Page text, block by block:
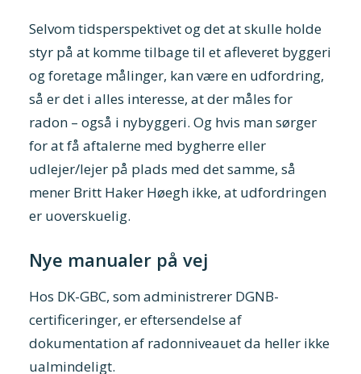
Selvom tidsperspektivet og det at skulle holde
styr på at komme tilbage til et afleveret byggeri
og foretage målinger, kan være en udfordring,
så er det i alles interesse, at der måles for
radon – også i nybyggeri. Og hvis man sørger
for at få aftalerne med bygherre eller
udlejer/lejer på plads med det samme, så
mener Britt Haker Høegh ikke, at udfordringen
er uoverskuelig.
Nye manualer på vej
Hos DK-GBC, som administrerer DGNB-
certificeringer, er eftersendelse af
dokumentation af radonniveauet da heller ikke
ualmindeligt.